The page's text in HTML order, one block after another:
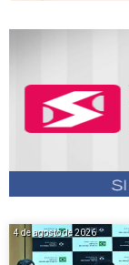
4 de agosto de 2026